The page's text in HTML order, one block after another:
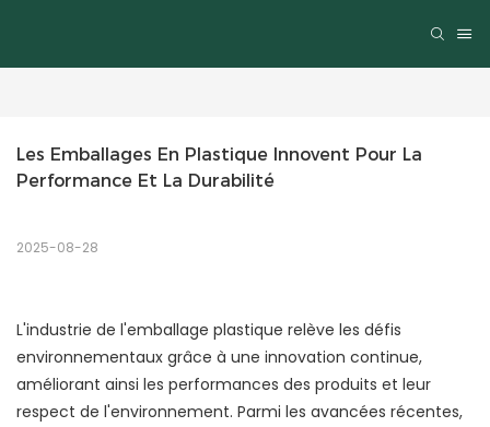
Les Emballages En Plastique Innovent Pour La
Performance Et La Durabilité
2025-08-28
L'industrie de l'emballage plastique relève les défis
environnementaux grâce à une innovation continue,
améliorant ainsi les performances des produits et leur
respect de l'environnement. Parmi les avancées récentes,